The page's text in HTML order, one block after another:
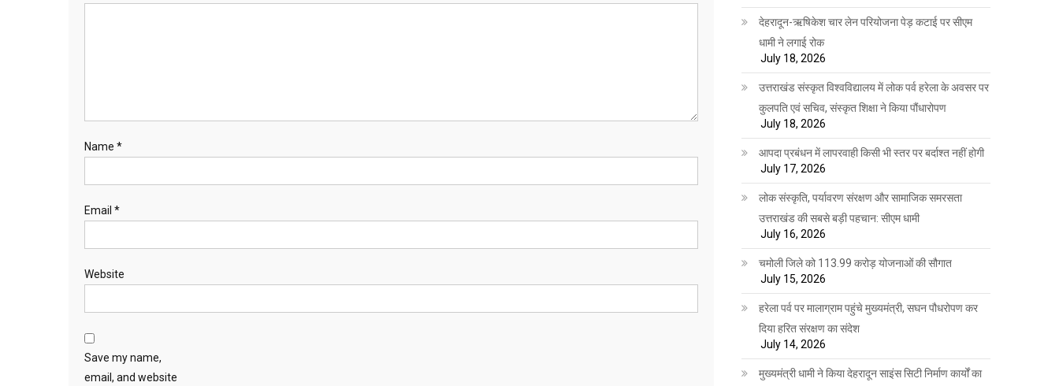
Name *
Email *
Website
Save my name,
email, and website
देहरादून-ऋषिकेश चार लेन परियोजना पेड़ कटाई पर सीएम
धामी ने लगाई रोक
July 18, 2026
उत्तराखंड संस्कृत विश्वविद्यालय में लोक पर्व हरेला के अवसर पर
कुलपति एवं सचिव, संस्कृत शिक्षा ने किया पौंधारोपण
July 18, 2026
आपदा प्रबंधन में लापरवाही किसी भी स्तर पर बर्दाश्त नहीं होगी
July 17, 2026
लोक संस्कृति, पर्यावरण संरक्षण और सामाजिक समरसता
उत्तराखंड की सबसे बड़ी पहचान: सीएम धामी
July 16, 2026
चमोली जिले को 113.99 करोड़ योजनाओं की सौगात
July 15, 2026
हरेला पर्व पर मालाग्राम पहुंचे मुख्यमंत्री, सघन पौधरोपण कर
दिया हरित संरक्षण का संदेश
July 14, 2026
मुख्यमंत्री धामी ने किया देहरादून साइंस सिटी निर्माण कार्यों का